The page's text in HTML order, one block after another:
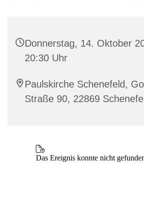
Donnerstag, 14. Oktober
20:30 Uhr
Paulskirche Schenefeld,
Straße 90, 22869